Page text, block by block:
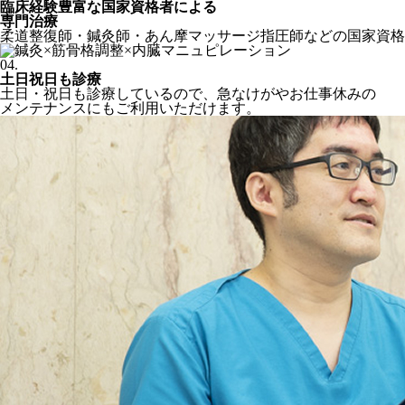
臨床経験豊富な国家資格者による
専門治療
柔道整復師・鍼灸師・あん摩マッサージ指圧師などの国家資
04.
土日祝日も診療
土日・祝日も診療しているので、急なけがやお仕事休みの
メンテナンスにもご利用いただけます。